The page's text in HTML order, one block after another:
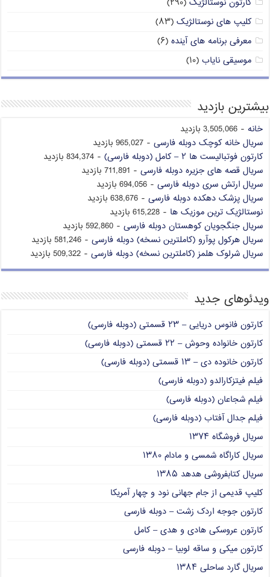
کلیپ های نوستالژیک (۸۳)
معرفی برنامه های آینده (۶)
موسیقی نایاب (۱۰)
بیشترین بازدید
خانه - 3,505,066 بازدید
سریال خانه کوچک دوبله فارسی - 965,027 بازدید
کارتون فوتبالیست ها ۲ – کامل (دوبله فارسی)
- 834,374 بازدید
سریال قصه های جزیره دوبله فارسی - 711,891 بازدید
سریال ارتش سری دوبله فارسی - 694,056 بازدید
سریال پزشک دهکده دوبله فارسی - 638,676 بازدید
نوستالژیک ترین موزیک ها - 615,228 بازدید
سریال جنگجویان کوهستان دوبله فارسی - 592,860 بازدید
سریال هرکول پوآرو (کاملترین نسخه) دوبله فارسی - 581,246 بازدید
سریال شرلوک هلمز (کاملترین نسخه) دوبله فارسی - 509,322 بازدید
ویدئوهای جدید
کارتون فانوس دریایی – ۲۳ قسمتی (دوبله فارسی)
کارتون خانواده وحوش – ۲۲ قسمتی (دوبله فارسی)
کارتون خانوده دی – ۱۳ قسمتی (دوبله فارسی)
فیلم فیتزکارالدو (دوبله فارسی)
فیلم شجاعان (دوبله فارسی)
فیلم جدال آفتاب (دوبله فارسی)
سریال فروشگاه ۱۳۷۴
سریال کاراگاه شمسی و مادام ۱۳۸۰
سریال کتابفروشی هدهد ۱۳۸۵
کلیپ قدیمی از جام جهانی نود و چهار آمریکا
کارتون جوجه اردک زشت – دوبله فارسی
کارتون عروسکی هادی و هدی – کامل
کارتون میکی و ساقه لوبیا – دوبله فارسی
سریال گارد ساحلی ۱۳۸۴